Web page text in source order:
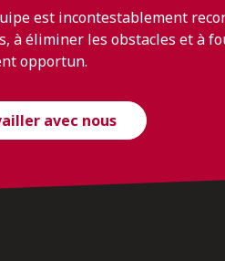
est incontestablement
à éliminer les obstacles et à
opportun.
avec nous